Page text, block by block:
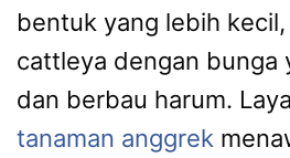
bentuk yang lebih
cattleya dengan bunga
dan berbau harum.
tanaman anggrek